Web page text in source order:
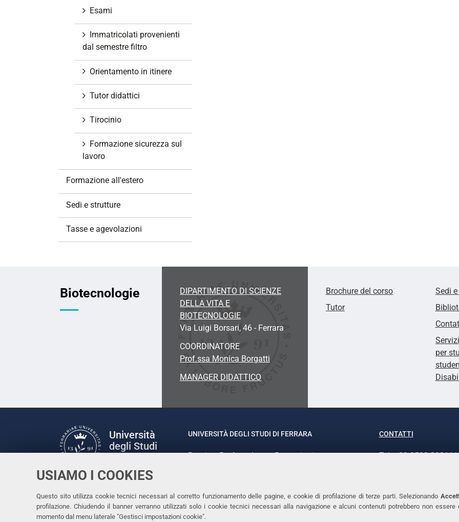
USIAMO I COOKIES
Questo sito utilizza cookie tecnici necessari al corretto funzionamento delle pagine, e cookie di profilazione di terze parti. Selezionando
profilazione. Chiudendo il banner verranno utilizzati solo i cookie tecnici necessari alla navigazione e alcuni contenuti potrebbero non
momento dal menu laterale "Gestisci impostazioni cookie".
Esami
Immatricolati provenienti
dal semestre filtro
Orientamento in itinere
Tutor didattici
Tirocinio
Formazione sicurezza sul
lavoro
Formazione all'estero
Sedi e strutture
Tasse e agevolazioni
Biotecnologie
DIPARTIMENTO DI SCIENZE
DELLA VITA E
BIOTECNOLOGIE
Via Luigi Borsari, 46 - Ferrara
COORDINATORE
Prof.ssa Monica Borgatti
MANAGER DIDATTICO
Brochure del corso
Tutor
Sedi
Servizi
per
Università
degli Studi
Facebook
LinkedinInstagram
Youtube
UNIVERSITÀ DEGLI STUDI DI FERRARA
Rettrice: Prof.ssa Laura Ramaciotti
CONTATTI
Tel. +39 0532 293111